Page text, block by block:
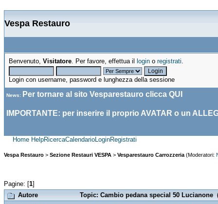
Vespa Restauro
Benvenuto, Visitatore. Per favore, effettua il login o registrati.
Login con username, password e lunghezza della sessione
News: Per tornare al sito Vesparestauro clicca QUI
IMPORTANTE: per inserire il proprio AVATAR o un
Home HelpRicercaCalendarioLoginRegistrati
Vespa Restauro > Sezione Restauri VESPA > Vesparestauro Carrozzeria (Moderatori:
Pagine: [1]
Autore
Topic: Cambio pedana special 50 Lucianone